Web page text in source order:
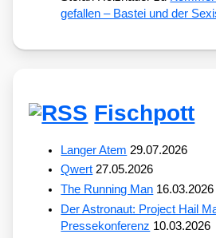
gefallen – Bastei und der
Fischpott
Langer Atem 29.07.2026
Qwert 27.05.2026
The Running Man 16.03.2026
Der Astronaut: Project Hail
Pressekonferenz 10.03.2026